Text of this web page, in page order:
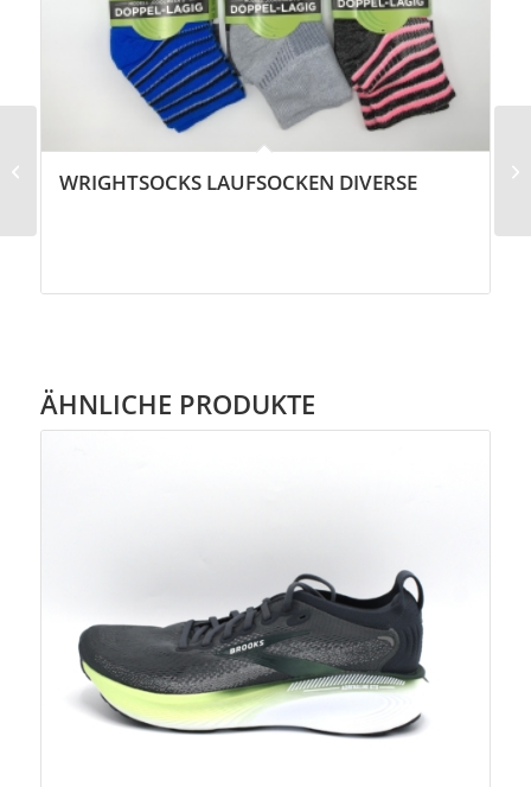
WRIGHTSOCKS LAUFSOCKEN DIVERSE
ÄHNLICHE PRODUKTE
Scott Kinabalu 2 GTX
Damen